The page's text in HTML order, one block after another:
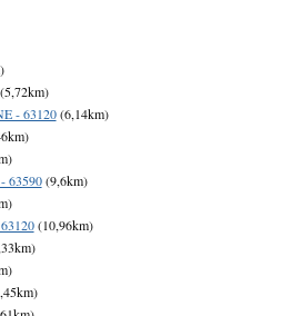
- 63120(6,14km)
63590(9,6km)
(10,96km)